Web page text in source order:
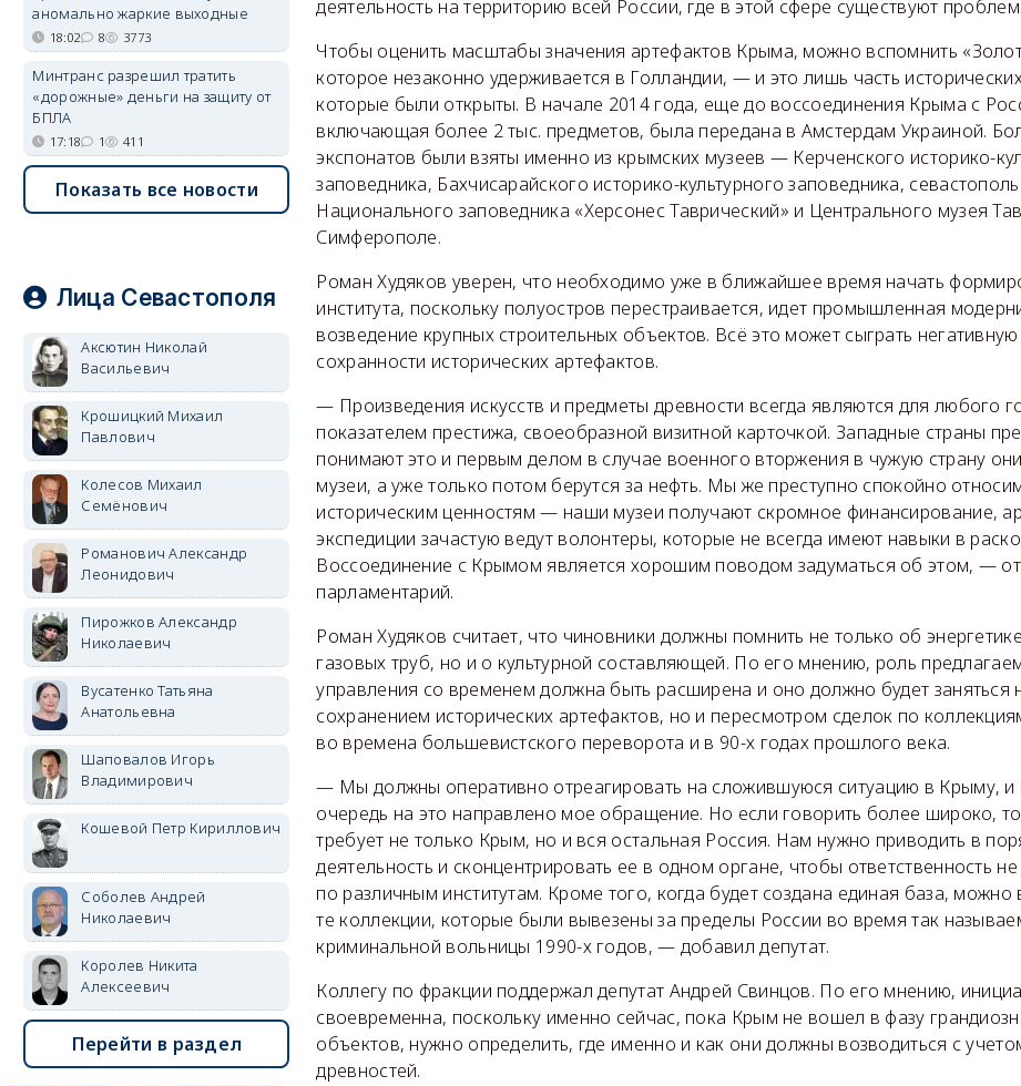
деятельность на территорию всей России, где в этой сфере существуют
Чтобы оценить масштабы значения артефактов Крыма, можно вспомнить
которое незаконно удерживается в Голландии, — и это лишь часть
которые были открыты. В начале 2014 года, еще до воссоединения Крыма с
включающая более 2 тыс. предметов, была передана в Амстердам Украиной.
экспонатов были взяты именно из крымских музеев — Керченского историко-
заповедника, Бахчисарайского историко-культурного заповедника,
Национального заповедника «Херсонес Таврический» и Центрального музея
Симферополе.
Роман Худяков уверен, что необходимо уже в ближайшее время начать
института, поскольку полуостров перестраивается, идет промышленная
возведение крупных строительных объектов. Всё это может сыграть
сохранности исторических артефактов.
— Произведения искусств и предметы древности всегда являются для любого
показателем престижа, своеобразной визитной карточкой. Западные страны
понимают это и первым делом в случае военного вторжения в чужую страну они
музеи, а уже только потом берутся за нефть. Мы же преступно спокойно
историческим ценностям — наши музеи получают скромное финансирование,
экспедиции зачастую ведут волонтеры, которые не всегда имеют навыки в
Воссоединение с Крымом является хорошим поводом задуматься об этом, —
парламентарий.
Роман Худяков считает, что чиновники должны помнить не только об
газовых труб, но и о культурной составляющей. По его мнению, роль
управления со временем должна быть расширена и оно должно будет заняться
сохранением исторических артефактов, но и пересмотром сделок по
во времена большевистского переворота и в 90-х годах прошлого века.
— Мы должны оперативно отреагировать на сложившуюся ситуацию в Крыму, и
очередь на это направлено мое обращение. Но если говорить более широко,
требует не только Крым, но и вся остальная Россия. Нам нужно приводить в
деятельность и сконцентрировать ее в одном органе, чтобы ответственность
по различным институтам. Кроме того, когда будет создана единая база, можно
те коллекции, которые были вывезены за пределы России во время так
криминальной вольницы 1990-х годов, — добавил депутат.
Коллегу по фракции поддержал депутат Андрей Свинцов. По его мнению,
своевременна, поскольку именно сейчас, пока Крым не вошел в фазу
объектов, нужно определить, где именно и как они должны возводиться с
древностей.
аномально жаркие выходные
18:02 8 3773
Минтранс разрешил тратить
«дорожные» деньги на защиту от
БПЛА
17:18 1 411
Показать все новости
Лица Севастополя
Аксютин Николай
Васильевич
Крошицкий Михаил
Павлович
Колесов Михаил
Семёнович
Романович Александр
Леонидович
Пирожков Александр
Николаевич
Вусатенко Татьяна
Анатольевна
Шаповалов Игорь
Владимирович
Кошевой Петр Кириллович
Соболев Андрей
Николаевич
Королев Никита
Алексеевич
Перейти в раздел